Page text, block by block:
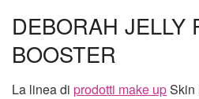
DEBORAH JELLY
BOOSTER
La linea di prodotti make upSkin